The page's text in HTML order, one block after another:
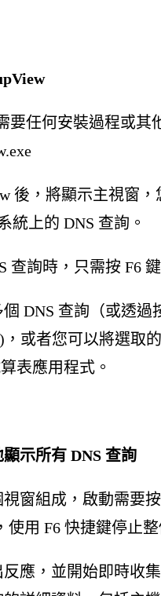
要任何安裝過程或
後，將顯示主視窗
統上的 DNS 查詢。
查詢時，只需按 F6
DNS 查詢（或透
或者您可以將選取
表應用程式。
示所有 DNS 查詢
窗組成，啟動需要
使用 F6 快捷鍵停止整
應，並開始即時收